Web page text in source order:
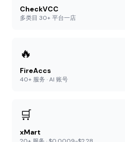
CheckVCC
多类目 30+ 平台一店
🔥
FireAccs
40+ 服务 · AI 账号
🛒
xMart